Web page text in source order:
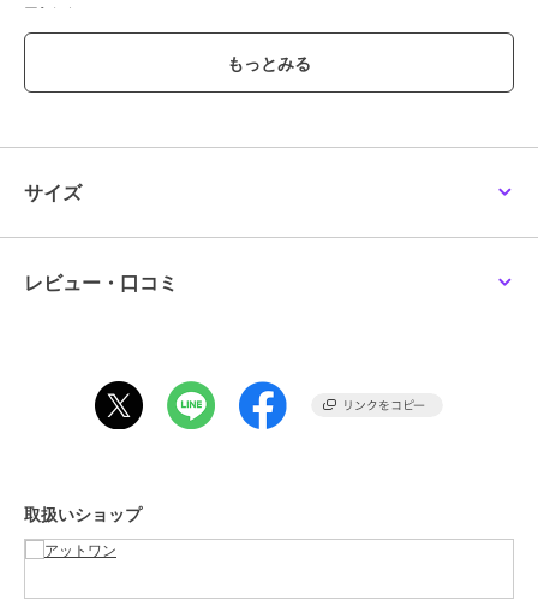
■fabric
吸水性・通気性・保温性に優れ柔らかな肌触りのコットン素材。
1枚ではもちろん、シャツジャケットやパーカーなどアウターのイン
元は、グルカサンダル・スポーツサンダル・トングサンダルなど合わ
せたスタイルや、スニーカー合わせでカジュアルスタイルも簡単にき
ートバッグやミニバッグなどをもってお出かけを楽しく、一枚で多種
[LL-3Lサイズ]身幅：62cm、肩丈：64cm、着丈：67cm、そで丈：
【素材】本体: 綿 100%
【裏地】なし
サイズ
レビュー・口コミ
取扱いショップ